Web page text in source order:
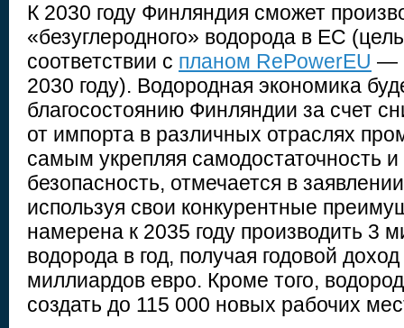
К 2030 году Финляндия сможет
«безуглеродного» водорода в ЕС
соответствии с планом RePowerEU —
2030 году). Водородная экономика
благосостоянию Финляндии за счет
от импорта в различных отраслях
самым укрепляя самодостаточность и
безопасность, отмечается в
используя свои конкурентные
намерена к 2035 году производить 3
водорода в год, получая годовой
миллиардов евро. Кроме того,
создать до 115 000 новых рабочих